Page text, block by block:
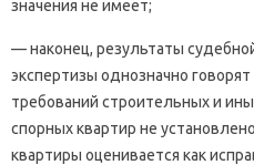
значения не имеет;
— наконец, результаты
экспертизы однозначно
требований строительных и
спорных квартир не
квартиры оценивается как